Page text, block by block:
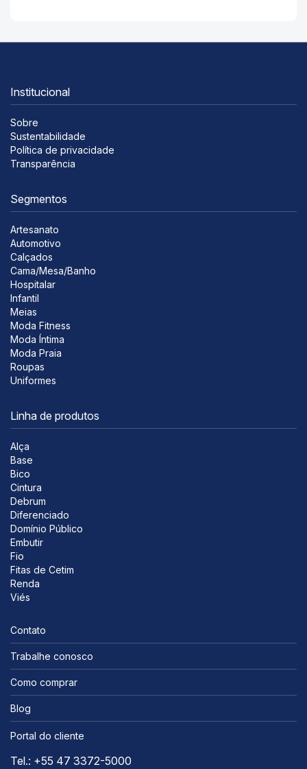
Institucional
Sobre
Sustentabilidade
Política de privacidade
Transparência
Segmentos
Artesanato
Automotivo
Calçados
Cama/Mesa/Banho
Hospitalar
Infantil
Meias
Moda Fitness
Moda Íntima
Moda Praia
Roupas
Uniformes
Linha de produtos
Alça
Base
Bico
Cintura
Debrum
Diferenciado
Domínio Público
Embutir
Fio
Fitas de Cetim
Renda
Viés
Contato
Trabalhe conosco
Como comprar
Blog
Portal do cliente
Tel.: +55 47 3372-5000